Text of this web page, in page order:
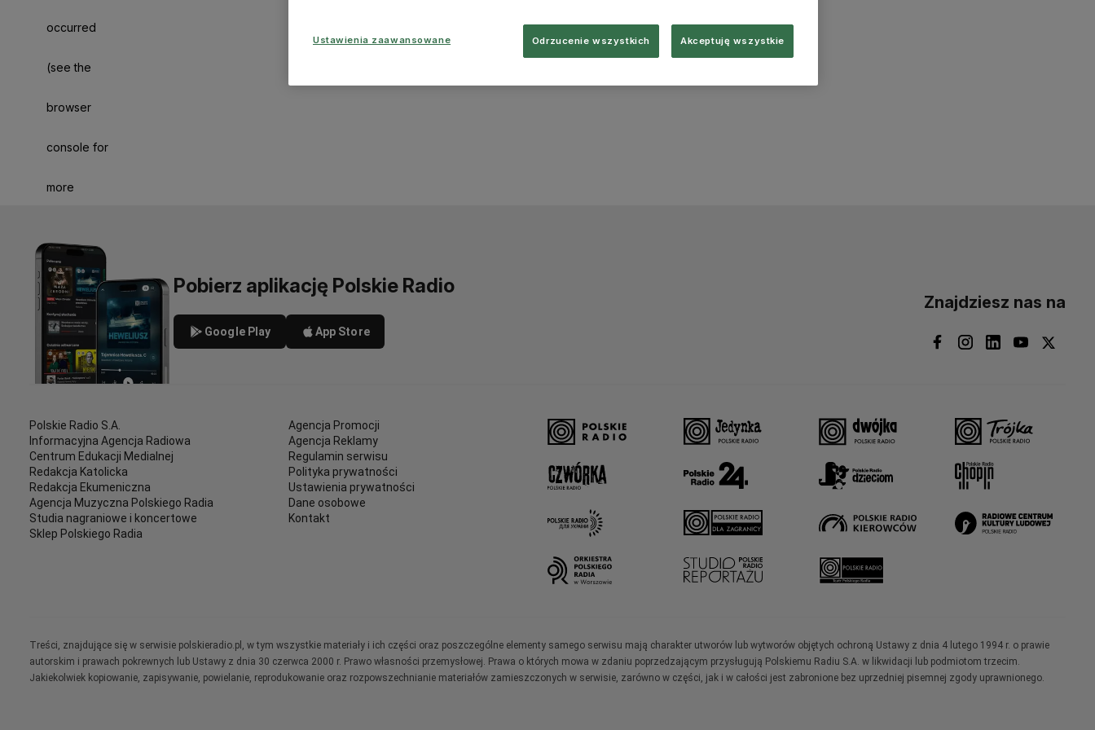
occurred
(see the
browser
console for
more
Pobierz aplikację Polskie Radio
Google Play App Store
Znajdziesz nas na
Polskie Radio S.A.
Informacyjna Agencja Radiowa
Centrum Edukacji Medialnej
Redakcja Katolicka
Redakcja Ekumeniczna
Agencja Muzyczna Polskiego Radia
Studia nagraniowe i koncertowe
Sklep Polskiego Radia
Agencja Promocji
Agencja Reklamy
Regulamin serwisu
Polityka prywatności
Ustawienia prywatności
Dane osobowe
Kontakt
Treści, znajdujące się w serwisie polskieradio.pl, w tym wszystkie materiały i ich części oraz poszczególne elementy samego serwisu mają charakter utworów lub wytworów objętych ochroną Ustawy z dnia 4 lutego 1994 r. o prawie
autorskim i prawach pokrewnych lub Ustawy z dnia 30 czerwca 2000 r. Prawo własności przemysłowej. Prawa o których mowa w zdaniu poprzedzającym przysługują Polskiemu Radiu S.A. w likwidacji lub podmiotom trzecim.
Jakiekolwiek kopiowanie, zapisywanie, powielanie, reprodukowanie oraz rozpowszechnianie materiałów zamieszczonych w serwisie, zarówno w części, jak i w całości jest zabronione bez uprzedniej pisemnej zgody uprawnionego.
Ustawienia zaawansowane Odrzucenie wszystkich Akceptuję wszystkie